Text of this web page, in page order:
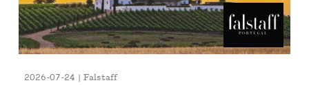
2026-07-24 | Falstaff